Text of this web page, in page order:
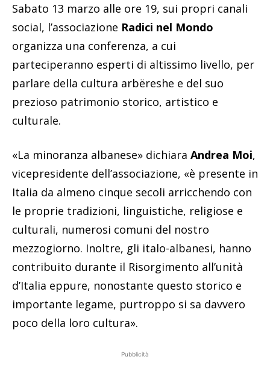
Sabato 13 marzo alle ore 19, sui propri canali
social, l’associazione Radici nel Mondo
organizza una conferenza, a cui
parteciperanno esperti di altissimo livello, per
parlare della cultura arbëreshe e del suo
prezioso patrimonio storico, artistico e
culturale.
«La minoranza albanese» dichiara Andrea Moi,
vicepresidente dell’associazione, «è presente in
Italia da almeno cinque secoli arricchendo con
le proprie tradizioni, linguistiche, religiose e
culturali, numerosi comuni del nostro
mezzogiorno. Inoltre, gli italo-albanesi, hanno
contribuito durante il Risorgimento all’unità
d’Italia eppure, nonostante questo storico e
importante legame, purtroppo si sa davvero
poco della loro cultura».
Pubblicità